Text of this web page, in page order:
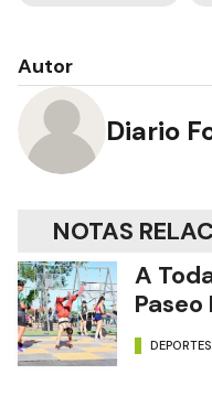
Autor
Diario
NOTAS
A
DEPORTES